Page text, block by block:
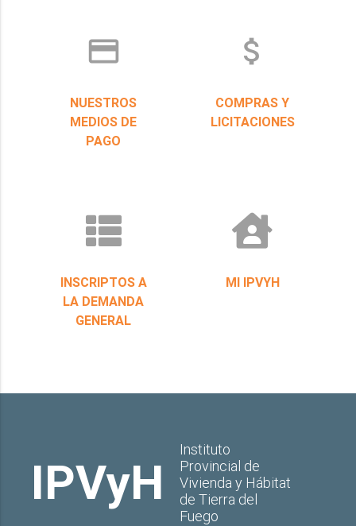
credit_card
NUESTROS
MEDIOS DE
PAGO
attach_money
COMPRAS Y
LICITACIONES
INSCRIPTOS A
LA DEMANDA
GENERAL
MI IPVYH
IPVyH
Instituto
Provincial de
Vivienda y Hábitat
de Tierra del
Fuego